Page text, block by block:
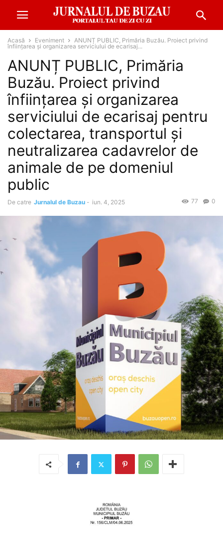
Acasă Eveniment
ANUNȚ PUBLIC, Primăria Buzău. Proiect privind
înființarea și organizarea serviciului de ecarisaj...
ANUNȚ PUBLIC, Primăria
Buzău. Proiect privind
înființarea și organizarea
serviciului de ecarisaj pentru
colectarea, transportul și
neutralizarea cadavrelor de
animale de pe domeniul
public
De catre Jurnalul de Buzau - iun. 4, 2025 0
77